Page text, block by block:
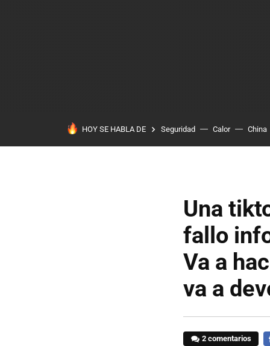
HOY SE HABLA DE Seguridad Calor China
Una
fallo
Va a
va a
2 comentarios